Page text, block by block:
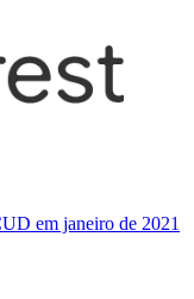
em janeiro de 2021